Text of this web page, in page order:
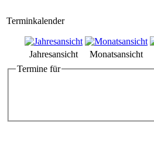
Terminkalender
Jahresansicht Monatsansicht
Termine für